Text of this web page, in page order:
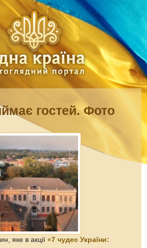
гостей. Фото
яке в акції«7 чудес України: